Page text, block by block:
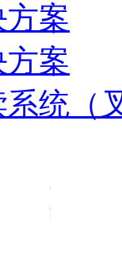
案
案
统（